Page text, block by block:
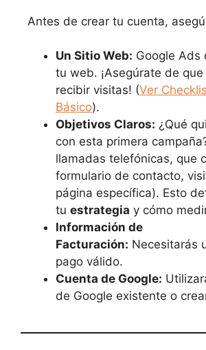
Antes de crear tu cuenta,
Un Sitio Web: Google Ads
tu web. ¡Asegúrate de
recibir visitas! (Ver
Básico).
Objetivos Claros: ¿Qué
con esta primera
llamadas telefónicas, que
formulario de contacto,
página específica). Esto
tu estrategia y cómo
Información de
Facturación: Necesitarás
pago válido.
Cuenta de Google:
de Google existente o